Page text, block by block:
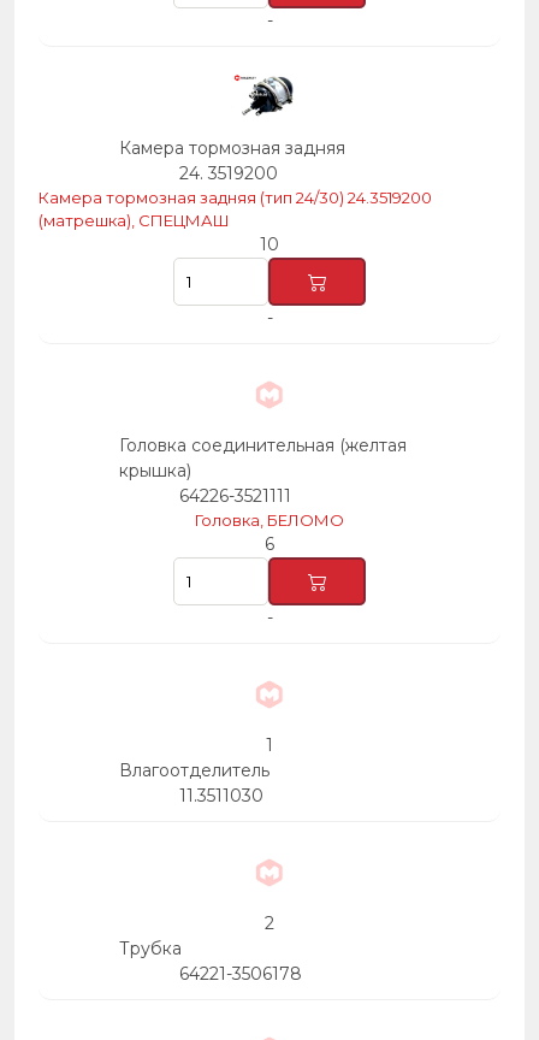
-
Камера тормозная задняя
24. 3519200
Камера тормозная задняя (тип 24/30) 24.3519200
(матрешка), СПЕЦМАШ
10
-
Головка соединительная (желтая
крышка)
64226-3521111
Головка, БЕЛОМО
6
-
1
Влагоотделитель
11.3511030
2
Трубка
64221-3506178